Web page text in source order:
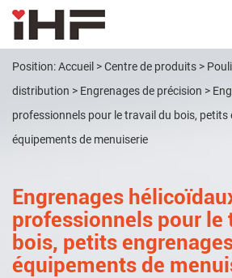
Position:Accueil >Centre de produits >
distribution > Engrenages de précision >
professionnels pour le travail du bois, petits
équipements de menuiserie
Engrenages
professionnels pour le
bois, petits
équipements de